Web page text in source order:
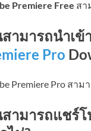
Premiere Free สา
ามารถนำเข้
Pro
Premiere Pro สา
ามารถแชร์โ